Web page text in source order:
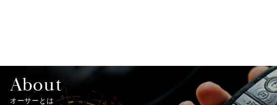
About
オーサーとは